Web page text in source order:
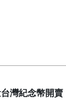
灣紀念幣開賣